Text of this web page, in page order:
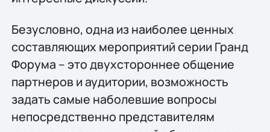
Безусловно, одна из наиболее ценных
составляющих мероприятий серии Гранд
Форума – это двухстороннее общение
партнеров и аудитории, возможность
задать самые наболевшие вопросы
непосредственно представителям